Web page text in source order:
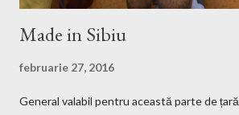
Made in Sibiu
februarie 27, 2016
General valabil pentru această parte de